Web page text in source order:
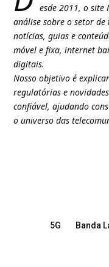
esde 2011, o
análise sobre o setor de
notícias, guias e
móvel e fixa, internet
digitais.
Nosso objetivo é
regulatórias e
confiável, ajudando
o universo das
5G Banda